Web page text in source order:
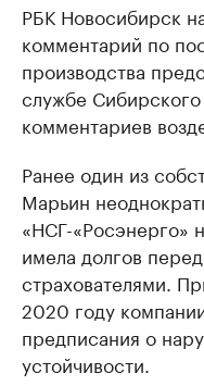
РБК Новосибирск
комментарий по
производства
службе
комментариев
Ранее один из
Марьин
«НСГ-«Росэнерго»
имела долгов
страхователями.
2020 году
предписания о
устойчивости.